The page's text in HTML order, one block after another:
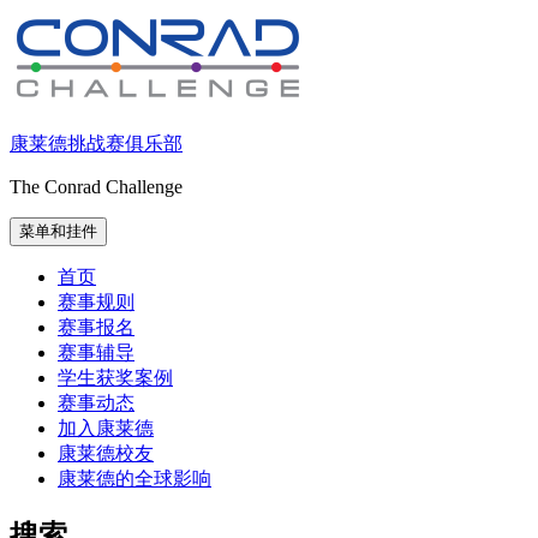
跳
至
内
容
康莱德挑战赛俱乐部
The Conrad Challenge
菜单和挂件
首页
赛事规则
赛事报名
赛事辅导
学生获奖案例
赛事动态
加入康莱德
康莱德校友
康莱德的全球影响